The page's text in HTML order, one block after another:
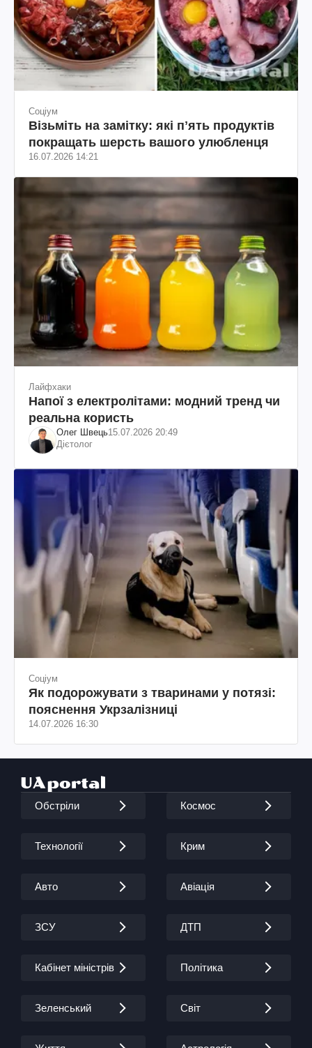
Соціум
Візьміть на замітку: які пʼять продуктів
покращать шерсть вашого улюбленця
16.07.2026 14:21
Лайфхаки
Напої з електролітами: модний тренд чи
реальна користь
Олег Швець15.07.2026 20:49
Дієтолог
Соціум
Як подорожувати з тваринами у потязі:
пояснення Укрзалізниці
14.07.2026 16:30
Обстріли Космос
Технології Крим
Авто Авіація
ЗСУ ДТП
Кабінет міністрів Політика
Зеленський Світ